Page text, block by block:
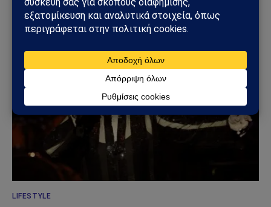
το αδιέξοδο με τους S-400
25/07/2026
LIFESTYLE